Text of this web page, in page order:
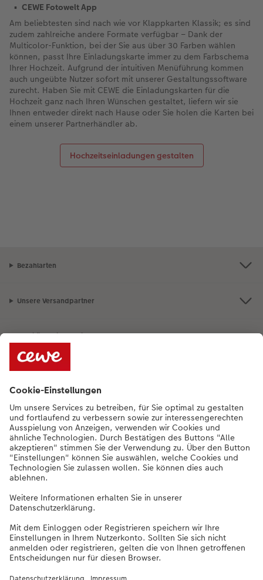
CEWE Fotowelt App
Am beliebtesten sind nach wie vor Klappkarten Klassik; es sind
zudem zahlreiche andere Formate verfügbar – Dank der
Multicolor-Funktion, bei der Sie aus über 30 Farben wählen
können, passt Ihre Einladungskarte immer zu dem Farbschema
Ihrer Hochzeit. Aufgrund der intuitiven Menüführung kommen
auch ungeübte Nutzer sofort mit unserer Gestaltungssoftware
zurecht. Haben Sie mit CEWE die Einladungskarten für die
Hochzeit ganz nach Ihren Wünschen gestaltet, liefern wir sie
Ihnen entweder direkt nach Hause oder Sie holen die Karten bei
einem unserer Partnerhändler ab.
Hochzeitseinladungen gestalten
Bezahlarten
Unsere Versandpartner
Qualität & Sicherheit
Nachhaltigkeit bei CEWE
Service
Unternehmen
Sortiment
Weitere Produkte